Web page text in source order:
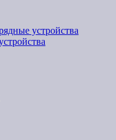
устройства